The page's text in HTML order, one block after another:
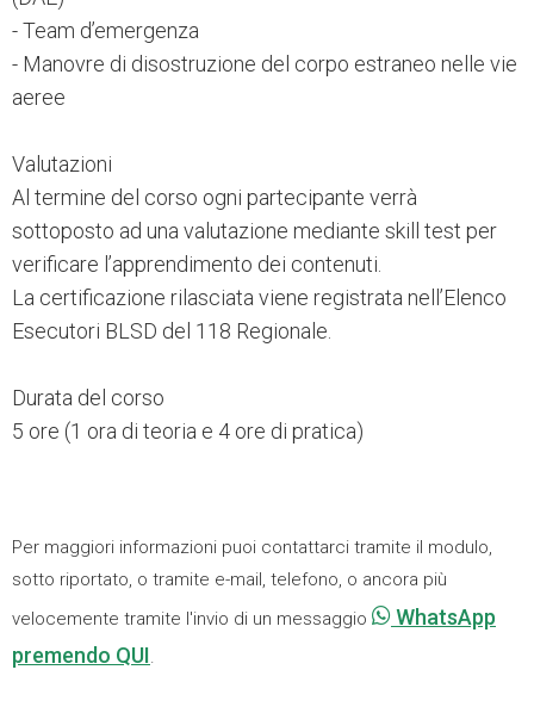
- Team d’emergenza
- Manovre di disostruzione del corpo estraneo nelle vie
aeree
Valutazioni
Al termine del corso ogni partecipante verrà
sottoposto ad una valutazione mediante skill test per
verificare l’apprendimento dei contenuti.
La certificazione rilasciata viene registrata nell’Elenco
Esecutori BLSD del 118 Regionale.
Durata del corso
5 ore (1 ora di teoria e 4 ore di pratica)
Per maggiori informazioni puoi contattarci tramite il modulo,
sotto riportato, o tramite e-mail, telefono, o ancora più
velocemente tramite l'invio di un messaggio
WhatsApp
premendo QUI.